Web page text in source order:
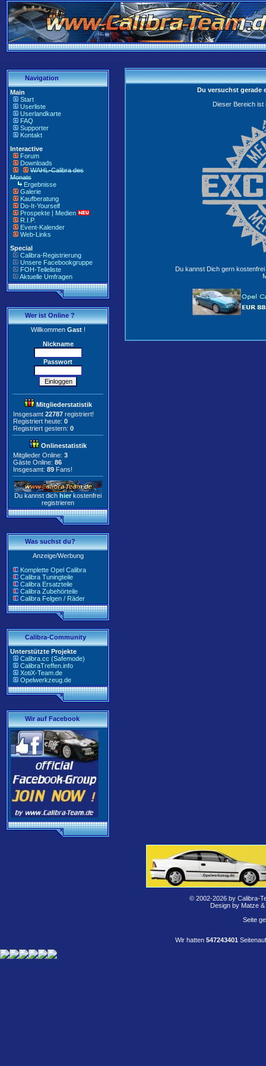
Navigation
Main
Start
Userliste
Userlandkarte
FAQ
Supporter
Kontakt
Interactive
Forum
Downloads
WAHL-Calibra des
Monats
Ergebnisse
Galerie
Kaufberatung
Do-It-Yourself
Prospekte | Medien
R.I.P.
Event-Kalender
Web-Links
Special
Calibra-Registrierung
Unsere Facebookgruppe
FOH-Teileliste
Aktuelle Umfragen
Wer ist Online ?
WillkommenGast!
Nickname
Passwort
Mitgliederstatistik
Insgesamt 22787 registriert!
Registriert heute: 0
Registriert gestern: 0
Onlinestatistik
Mitglieder Online: 3
Gäste Online: 86
Insgesamt: 89 Fans!
Du kannst dich hier kostenfrei
registrieren
Was suchst du?
Anzeige/Werbung
Komplette Opel Calibra
Calibra Tuningteile
Calibra Ersatzteile
Calibra Zubehörteile
Calibra Felgen / Räder
Calibra-Community
Unterstützte Projekte
Calibra.cc (Safemode)
CalibraTreffen.info
XotiX-Team.de
Opelwerkzeug.de
Wir auf Facebook
Du versuchst gerade
Dieser Bereich ist
Du kannst Dich gern kostenfrei
© 2002-2026 by Calibra-
Design by Matze
Seite
Wir hatten 547243401